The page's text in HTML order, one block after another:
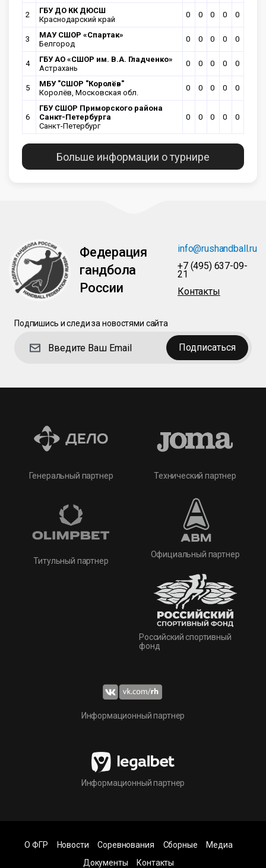
2
ГБУ ДО КК ДЮСШ
Краснодарский край
0 0 0 0 0
3
МАУ СШОР «Спартак»
Белгород
0 0 0 0 0
4
ГБУ АО «СШОР им. В.А. Гладченко»
Астрахань
0 0 0 0 0
5
МБУ "СШОР "Королёв"
Королёв, Московская обл.
0 0 0 0 0
6
ГБУ СШОР Приморского района
Санкт-Петербурга
Санкт-Петербург
0 0 0 0 0
Больше информации о турнире
Федерация
гандбола
России
info@rushandball.ru
+7 (495) 637-09-
21
Контакты
Подпишись и следи за новостями сайта
Подписаться
Генеральный партнер
Титульный партнер
Технический партнер
Официальный партнер
Российский спортивный
фонд
Информационный партнер
Информационный партнер
О ФГР Новости Соревнования Сборные
Медиа
Документы
Контакты